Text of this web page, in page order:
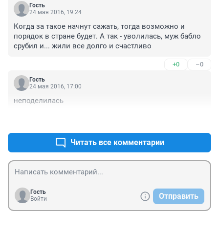
Гость
24 мая 2016, 19:24
Когда за такое начнут сажать, тогда возможно и
порядок в стране будет. А так - уволилась, муж бабло
срубил и... жили все долго и счастливо
+0 –0
Гость
24 мая 2016, 17:00
неподелилась
Читать все комментарии
Гость
Войти
Отправить